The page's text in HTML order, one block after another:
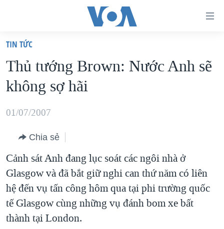
truy
cập
Tới
dung
chính
điều
hướng
chính
Đi
tới
VIỆT NAM
HOA KỲ
BIỂN ĐÔNG
BLOG
DIỄN ĐÀN
MỤC
TỰ DO BÁO CHÍ
VẠCH TRẦN TIN GIẢ
CHUYÊN ĐỀ
CHIẾN TRANH THƯƠNG MẠI CỦA MỸ: QUÁ KHỨ VÀ HIỆN
HỌC TIẾNG ANH
TIN TỨC
Thủ tướng Brown: Nước Anh sẽ
không sợ hãi
01/07/2007
Chia sẻ
Cảnh sát Anh đang lục soát các ngôi nhà ở
Glasgow và đã bắt giữ nghi can thứ năm có liên
hệ đến vụ tấn công hôm qua tại phi trường quốc
tế Glasgow cùng những vụ đánh bom xe bất
thành tại London.